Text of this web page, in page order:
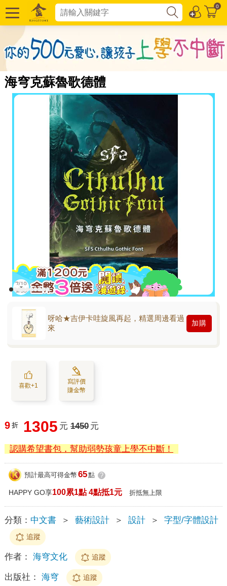
0
海穹克蘇魯歌德體
呀哈★吉伊卡哇旋風再起，精選周邊看過
來
加購
喜歡+1
寫評價
賺金幣
9 折 1305 元 1450 元
認購希望書包，幫助弱勢孩童上學不中斷！
預計最高可得金幣 65點 ?
HAPPY GO享100累1點 4點抵1元 折抵無上限
分類： 中文書 ＞ 藝術設計 ＞ 設計 ＞ 字型/字體設計
追蹤
作者： 海穹文化 追蹤
出版社： 海穹 追蹤